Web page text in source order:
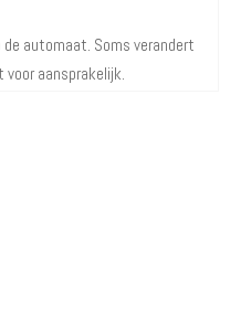
automaat. Soms verandert
aansprakelijk.